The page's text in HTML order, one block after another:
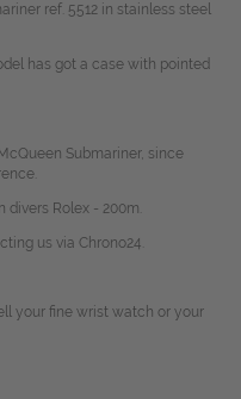
ref. 5512 in stainless steel
has got a case with pointed
Submariner, since
Rolex - 200m.
us via Chrono24.
your fine wrist watch or your